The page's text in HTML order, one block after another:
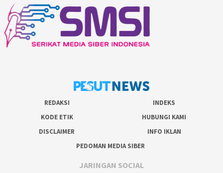
REDAKSI
INDEKS
KODE ETIK
HUBUNGI KAMI
DISCLAIMER
INFO IKLAN
PEDOMAN MEDIA SIBER
JARINGAN SOCIAL